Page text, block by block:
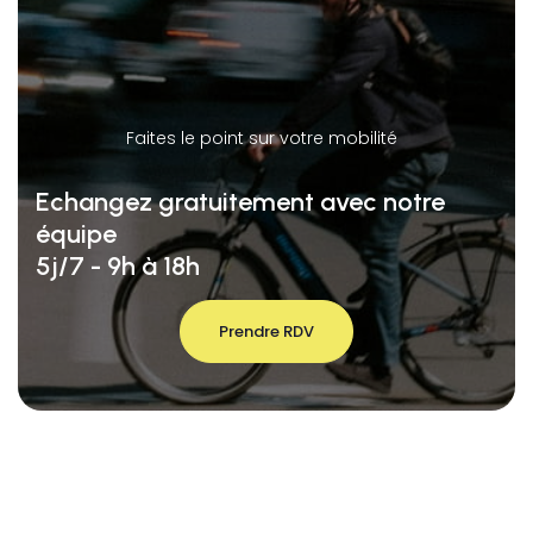
Faites le point sur votre mobilité
Echangez gratuitement avec notre
équipe
5j/7 - 9h à 18h
Prendre RDV